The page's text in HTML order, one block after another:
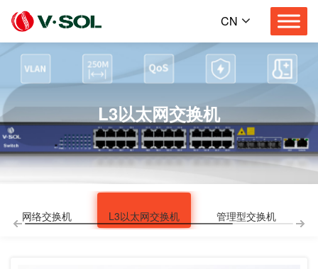
CN
L3以太网交换机
网络交换机 L3以太网交换机 管理型交换机